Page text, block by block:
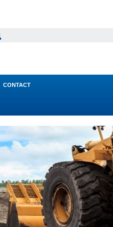
CONTACT